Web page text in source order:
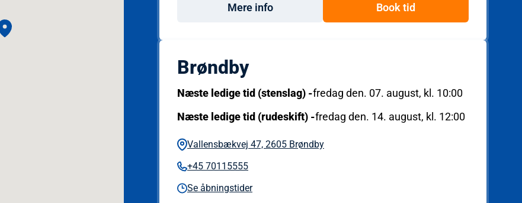
Mere info Book tid
Brøndby
Næste ledige tid (stenslag) -fredag den. 07. august, kl. 10:00
Næste ledige tid (rudeskift) -fredag den. 14. august, kl. 12:00
Vallensbækvej 47, 2605 Brøndby
+45 70115555
Se åbningstider